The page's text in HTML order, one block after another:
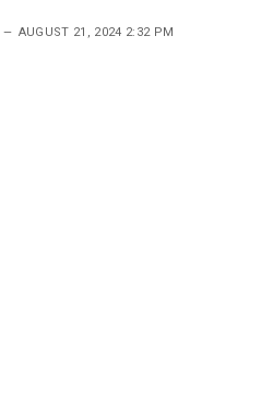
AUGUST 21, 2024 2:32 PM